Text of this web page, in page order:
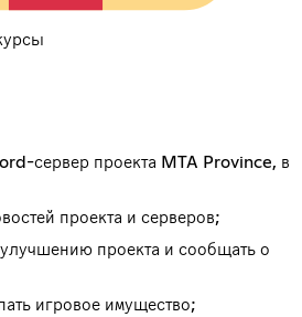
сервер проекта MTA Province, в
проекта и серверов;
проекта и сообщать о
игровое имущество;